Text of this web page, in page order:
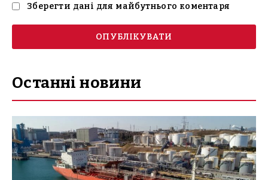
Зберегти дані для майбутнього коментаря
Останні новини